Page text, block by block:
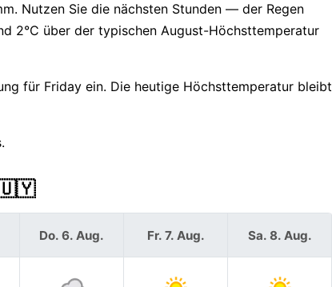
Nutzen Sie die nächsten Stunden — der Regen
2°C über der typischen August-Höchsttemperatur
für Friday ein. Die heutige Höchsttemperatur bleibt
🇺🇾
Do. 6. Aug. Fr. 7. Aug. Sa. 8. Aug.